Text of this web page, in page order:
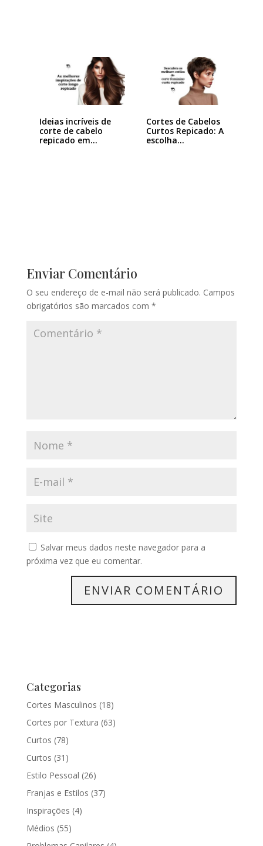
Ideias incríveis de
corte de cabelo
repicado em…
Cortes de Cabelos
Curtos Repicado: A
escolha…
Enviar Comentário
O seu endereço de e-mail não será publicado. Campos
obrigatórios são marcados com *
Salvar meus dados neste navegador para a
próxima vez que eu comentar.
Categorias
Cortes Masculinos (18)
Cortes por Textura (63)
Curtos (78)
Curtos (31)
Estilo Pessoal (26)
Franjas e Estilos (37)
Inspirações (4)
Médios (55)